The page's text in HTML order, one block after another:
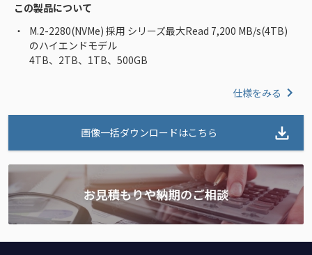
この製品について
M.2-2280(NVMe) 採用 シリーズ最大Read 7,200 MB/s(4TB)
のハイエンドモデル
4TB、2TB、1TB、500GB
仕様をみる
画像一括ダウンロードはこちら